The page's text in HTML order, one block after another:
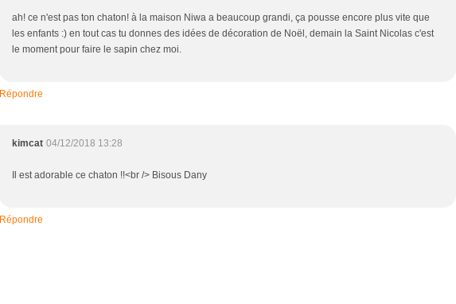
ah! ce n'est pas ton chaton! à la maison Niwa a beaucoup grandi, ça pousse encore plus vite que
les enfants :) en tout cas tu donnes des idées de décoration de Noël, demain la Saint Nicolas c'est
le moment pour faire le sapin chez moi.
Répondre
kimcat 04/12/2018 13:28
Il est adorable ce chaton !!<br /> Bisous Dany
Répondre